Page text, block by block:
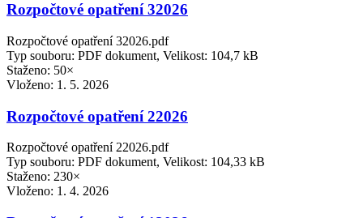
Rozpočtové opatření 32026
Rozpočtové opatření 32026.pdf
Typ souboru: PDF dokument, Velikost: 104,7 kB
Staženo: 50×
Vloženo: 1. 5. 2026
Rozpočtové opatření 22026
Rozpočtové opatření 22026.pdf
Typ souboru: PDF dokument, Velikost: 104,33 kB
Staženo: 230×
Vloženo: 1. 4. 2026